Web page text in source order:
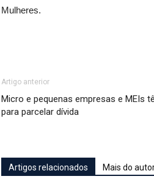
Mulheres.
Artigo anterior
Micro e pequenas empresas e MEIs
para parcelar dívida
Artigos relacionados Mais do